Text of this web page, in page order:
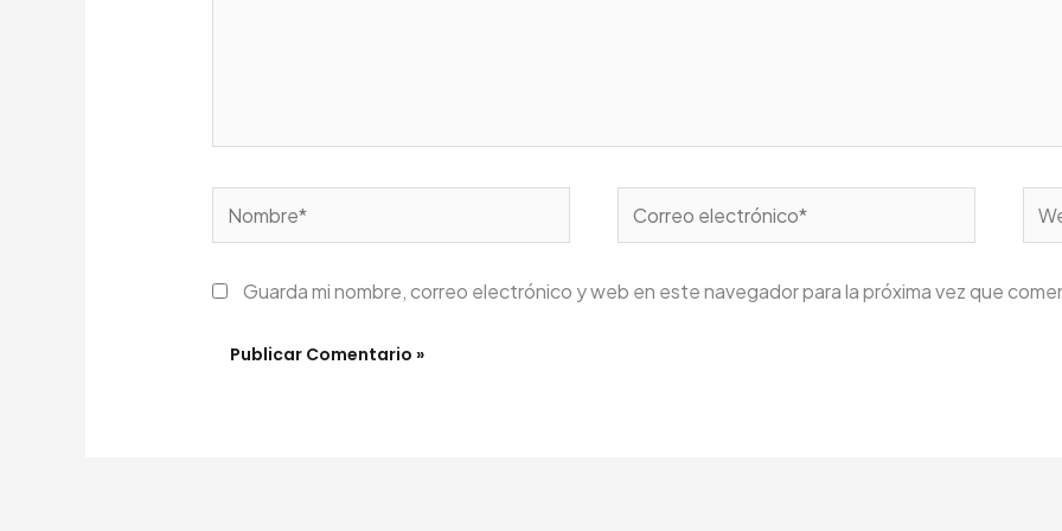
Nombre*
Correo
electrónico*
Web
Guarda mi nombre, correo electrónico y web en este navegador para la próxima vez que